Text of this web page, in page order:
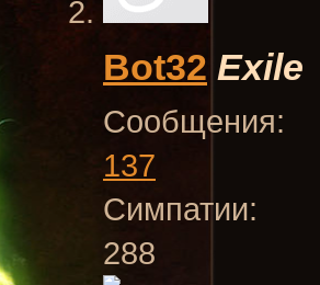
Bot32 Exile
Сообщения:
137
Симпатии:
288